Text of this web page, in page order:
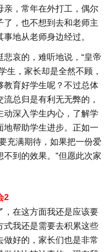
亲，常年在外打工，偶尔
了，也不想到去和老师主
地从老师身边经过。
哀的，难听地说，“皇帝
生，家长却是全然不顾，
教育好学生呢？不过总体
总归是有利无无弊的，
动深入学生内心，了解学
地帮助学生进步。正如一
充满期待，如果把一份爱
到的效果。”但愿此次家
2
，在这方面我还是应该要
式我还是需要去积累这些
好的，家长们也是非常